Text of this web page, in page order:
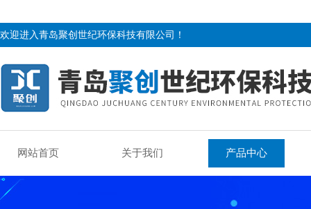
欢迎进入青岛聚创世纪环保科技有限公司！
网站首页 关于我们 产品中心